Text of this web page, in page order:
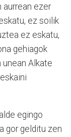
aurrean ezer
ez soilik
ez eskatu,
gehiagok
Alkate
egingo
gor gelditu zen